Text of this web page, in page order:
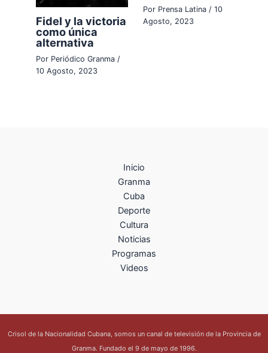
Fidel y la victoria
como única
alternativa
Por Periódico Granma/
10 Agosto, 2023
Por Prensa Latina / 10
Agosto, 2023
Inicio
Granma
Cuba
Deporte
Cultura
Noticias
Programas
Videos
Crisol de la Nacionalidad Cubana, somos un canal de televisión de la Provincia de
Granma. Fundado el 9 de mayo de 1996.